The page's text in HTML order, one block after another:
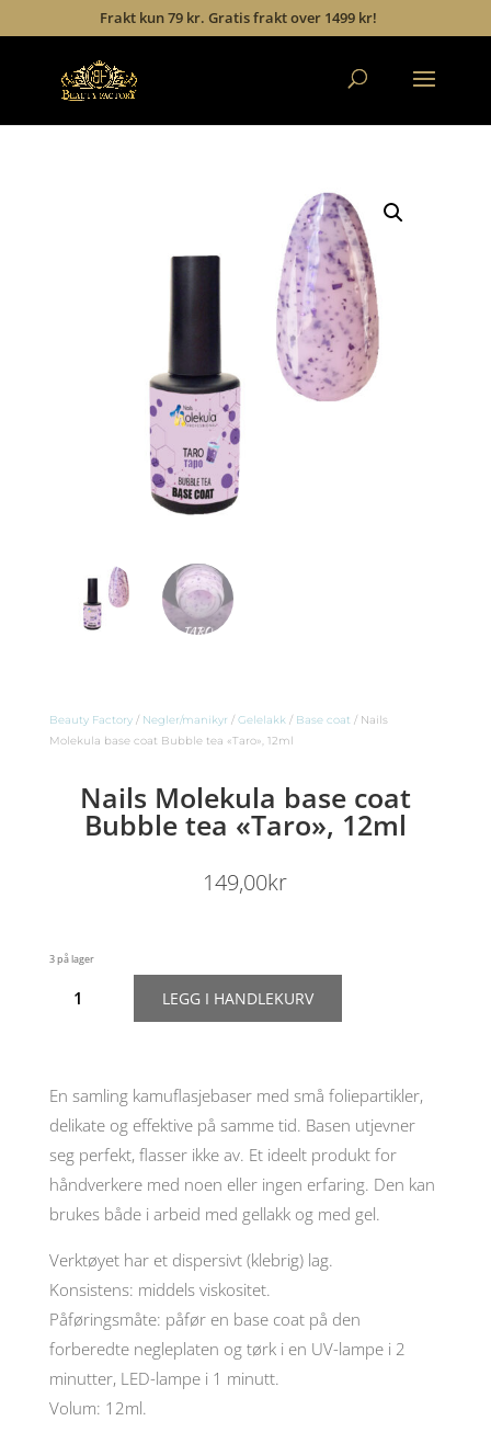
Frakt kun 79 kr. Gratis frakt over 1499 kr!
Beauty Factory/ Negler/manikyr / Gelelakk/ Base coat/ Nails
Molekula base coat Bubble tea «Taro», 12ml
Nails Molekula base coat
Bubble tea «Taro», 12ml
149,00kr
3 på lager
Molekula
"Taro",
12ml
LEGG I HANDLEKURV
En samling kamuflasjebaser med små foliepartikler,
delikate og effektive på samme tid. Basen utjevner
seg perfekt, flasser ikke av. Et ideelt produkt for
håndverkere med noen eller ingen erfaring. Den kan
brukes både i arbeid med gellakk og med gel.
Verktøyet har et dispersivt (klebrig) lag.
Konsistens: middels viskositet.
Påføringsmåte: påfør en base coat på den
forberedte negleplaten og tørk i en UV-lampe i 2
minutter, LED-lampe i 1 minutt.
Volum: 12ml.